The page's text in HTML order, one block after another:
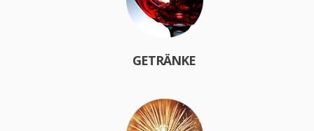
GETRÄNKE